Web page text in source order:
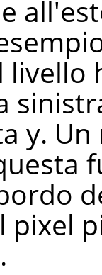
livello
y.
pixel